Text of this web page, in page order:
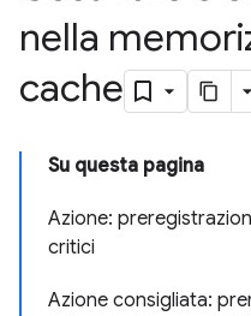
nella
cache
Su questa pagina
Azione:
critici
Azione consigliata: